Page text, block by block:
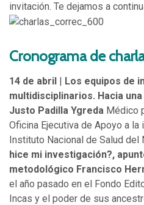
invitación. Te dejamos a
Cronograma de
14 de abril | Los equipos de
multidisciplinarios. Hacia
Justo Padilla Ygreda Médico
Oficina Ejecutiva de Apoyo a
Instituto Nacional de Salud del
hice mi investigación?,
metodológico Francisco
el año pasado en el Fondo
Incas y el poder de sus